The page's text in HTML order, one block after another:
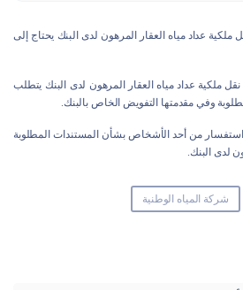
ملكية عداد مياه العقار المرهون لدى البنك يحتاج إلى
ملكية عداد مياه العقار المرهون لدى البنك يتطلب
وفي مقدمتها التفويض الخاص بالبنك.
من أحد الأشخاص بشأن المستندات المطلوبة
لدى البنك.
شركة المياه الوطنية